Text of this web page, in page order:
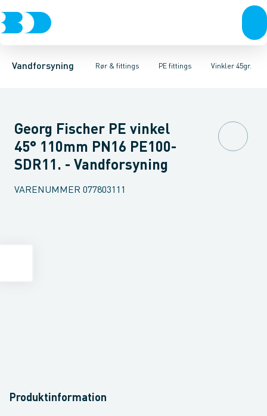
Vandforsyning Rør & fittings
Rør & fittingsKoblinger & anboringerMuffer, klemmer &
PE fittings
PE rørPE EL fittingsPE fittings Duktiljern fittingsVinkler 45gr.
Vinkler 90gr.Vinkler 60gr.Vinkler 45gr.Vinkler 30gr.Vinkler
Georg Fischer PE vinkel
45° 110mm PN16 PE100-
SDR11. - Vandforsyning
VARENUMMER 077803111
Produktinformation